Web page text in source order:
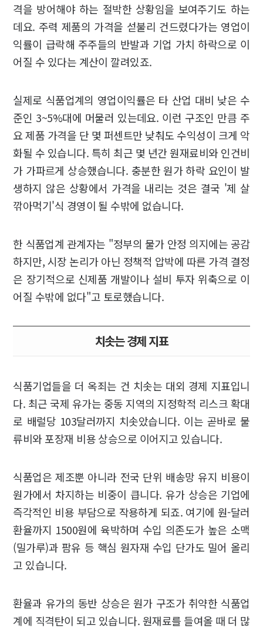
격을 방어해야 하는 절박한 상황임을 보여주기도 하는
데요. 주력 제품의 가격을 섣불리 건드렸다가는 영업이
익률이 급락해 주주들의 반발과 기업 가치 하락으로 이
어질 수 있다는 계산이 깔려있죠.
실제로 식품업계의 영업이익률은 타 산업 대비 낮은 수
준인 3~5%대에 머물러 있는데요. 이런 구조인 만큼 주
요 제품 가격을 단 몇 퍼센트만 낮춰도 수익성이 크게 악
화될 수 있습니다. 특히 최근 몇 년간 원재료비와 인건비
가 가파르게 상승했습니다. 충분한 원가 하락 요인이 발
생하지 않은 상황에서 가격을 내리는 것은 결국 '제 살
깎아먹기'식 경영이 될 수밖에 없습니다.
한 식품업계 관계자는 "정부의 물가 안정 의지에는 공감
하지만, 시장 논리가 아닌 정책적 압박에 따른 가격 결정
은 장기적으로 신제품 개발이나 설비 투자 위축으로 이
어질 수밖에 없다"고 토로했습니다.
치솟는 경제 지표
식품기업들을 더 옥죄는 건 치솟는 대외 경제 지표입니
다. 최근 국제 유가는 중동 지역의 지정학적 리스크 확대
로 배럴당 103달러까지 치솟았습니다. 이는 곧바로 물
류비와 포장재 비용 상승으로 이어지고 있습니다.
식품업은 제조뿐 아니라 전국 단위 배송망 유지 비용이
원가에서 차지하는 비중이 큽니다. 유가 상승은 기업에
즉각적인 비용 부담으로 작용하게 되죠. 여기에 원-달러
환율까지 1500원에 육박하며 수입 의존도가 높은 소맥
(밀가루)과 팜유 등 핵심 원자재 수입 단가도 밀어 올리
고 있습니다.
환율과 유가의 동반 상승은 원가 구조가 취약한 식품업
계에 직격탄이 되고 있습니다. 원재료를 들여올 때 더 많